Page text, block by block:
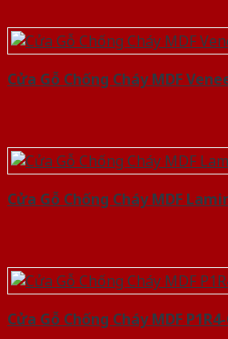
Cửa Gỗ Chống Cháy MDF
Cửa Gỗ Chống Cháy MDF
Cửa Gỗ Chống Cháy MDF P1R4-